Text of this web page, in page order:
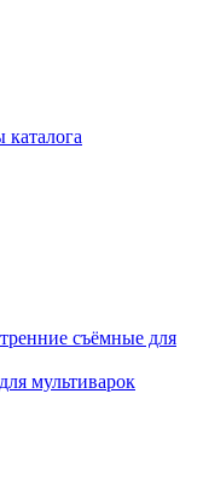
каталога
съёмные для
мультиварок